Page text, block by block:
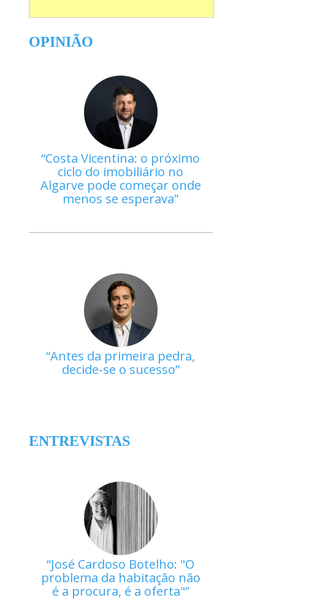
OPINIÃO
Costa Vicentina: o próximo
ciclo do imobiliário no
Algarve pode começar onde
menos se esperava
Antes da primeira pedra,
decide-se o sucesso
ENTREVISTAS
José Cardoso Botelho: "O
problema da habitação não
é a procura, é a oferta"